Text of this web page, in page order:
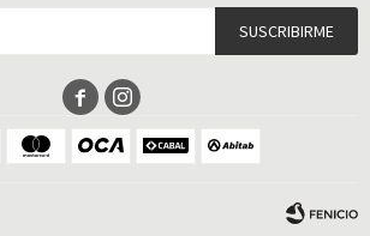
SUSCRIBIRME
 